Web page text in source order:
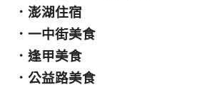
． 澎湖住宿
． 一中街美食
． 逢甲美食
． 公益路美食